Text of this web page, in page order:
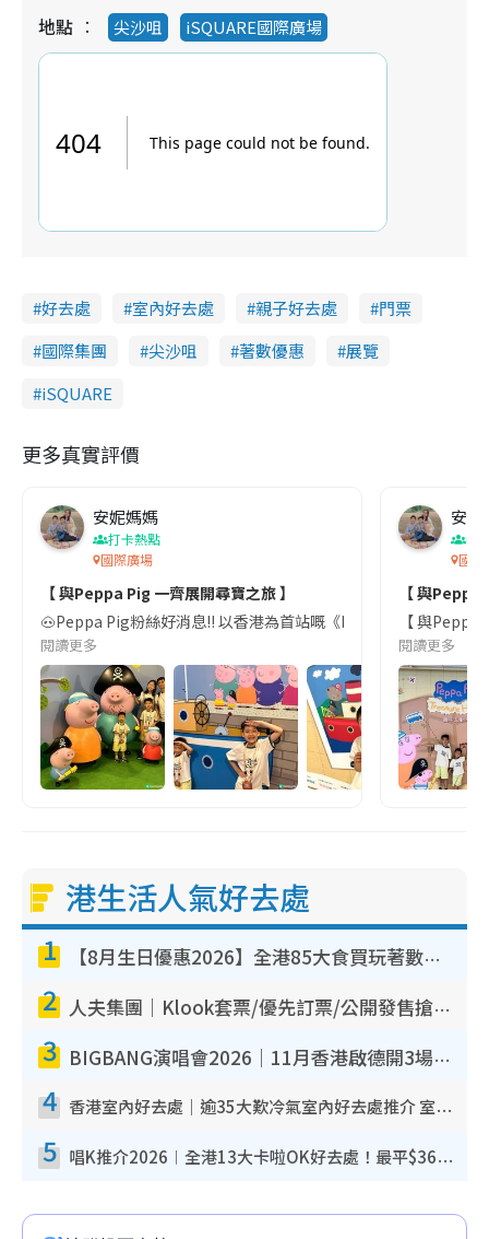
地點
尖沙咀 iSQUARE國際廣場
好去處 室內好去處 親子好去處
門票
國際集團
尖沙咀 著數優惠
展覽
iSQUARE
更多真實評價
安妮媽媽
打卡熱點
國際廣場
【 與Peppa Pig 一齊展開尋寶之旅 】
🐽Peppa Pig粉絲好消息‼️ 以香港為首站嘅《Peppa Pig
閱讀更多
安妮
親
國際
【 與
【 與
閱讀更多
港生活人氣好去處
1 【8月生日優惠2026】全港85大食買玩著數攻略 自助餐/火鍋放題同行免費＋誠品/DONKI送現金券
2 人夫集團｜Klook套票/優先訂票/公開發售搶飛攻略！附票價.購票連結.場地座位表
3 BIGBANG演唱會2026｜11月香港啟德開3場！實名制VIP申請、優先購票攻略
4 香港室內好去處｜逾35大歎冷氣室內好去處推介 室內活動免費避雨無懼落雨
5 唱K推介2026︱全港13大卡啦OK好去處！最平$36起 日文K都有！(附地址+收費詳情)